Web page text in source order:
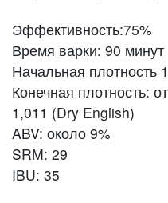
Эффективность:75%
Время варки: 90 минут
Начальная плотность
Конечная плотность:
1,011 (Dry English)
ABV: около 9%
SRM: 29
IBU: 35